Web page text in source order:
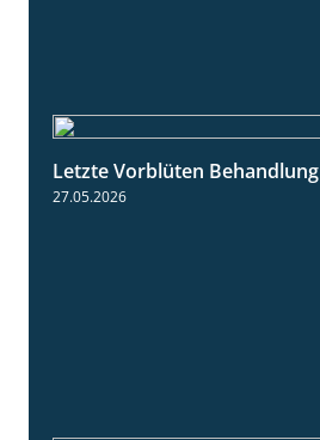
Letzte Vorblüten Behandlung
27.05.2026